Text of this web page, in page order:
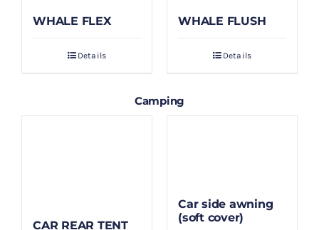
WHALE FLEX
Details
WHALE FLUSH
Details
Camping
CAR REAR TENT
Car side awning
(soft cover)